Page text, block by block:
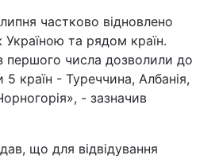
Львів
частково відновлено
Україною та рядом країн.
першого числа дозволили до
країн - Туреччина, Албанія,
- зазначив
що для відвідування